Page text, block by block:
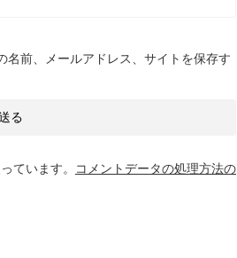
名前、メールアドレス、サイトを保存す
ています。
コメントデータの処理方法の